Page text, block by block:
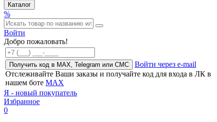
Каталог
%
Войти
Добро пожаловать!
Получить код в MAX, Telegram или СМС
Войти через e-mail
Отслеживайте Ваши заказы и получайте код для входа в ЛК в
нашем боте MAX
Я - новый покупатель
Избранное
0